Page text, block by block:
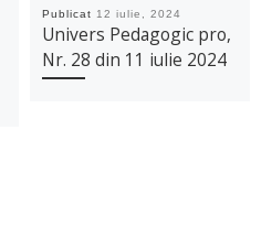
Publicat 12 iulie, 2024
Univers Pedagogic pro,
Nr. 28 din 11 iulie 2024